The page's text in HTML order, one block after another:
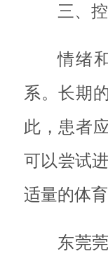
三、
情绪
系。长期
此，患者
可以尝试
适量的体
东莞